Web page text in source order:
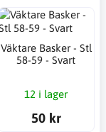
Väktare Basker - Stl
58-59 - Svart
12 i lager
50 kr